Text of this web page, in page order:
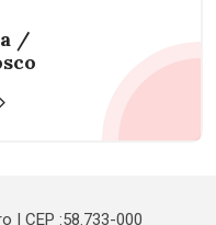
/
| CEP :58.733-000